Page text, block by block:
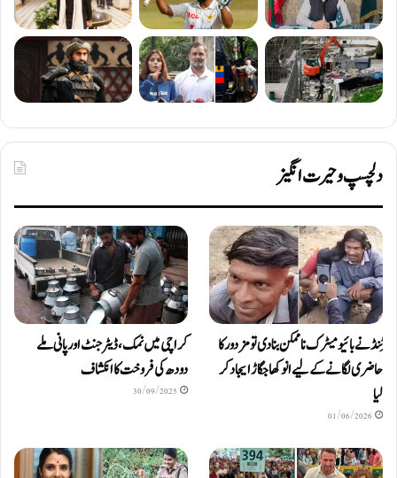
دلچسپ و حیرت انگیز
ٹِنڈ نے بائیومیٹرک ناممکن بنا دی تو مزدور کا
حاضری لگانے کے لیے انوکھا جگاڑ ایجاد کر
لیا
01/06/2026
کراچی میں نمک، ڈیٹرجنٹ اور پانی ملے
دودھ کی فروخت کا انکشاف
30/09/2025